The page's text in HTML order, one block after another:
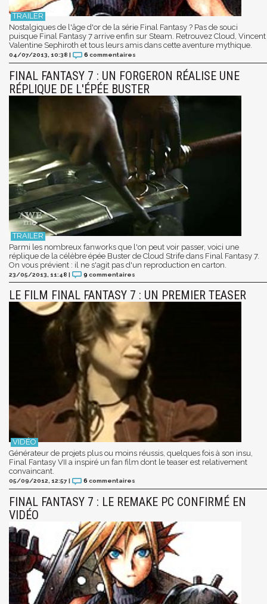
Nostalgiques de l'âge d'or de la série Final Fantasy ? Pas de souci
puisque Final Fantasy 7 arrive enfin sur Steam. Retrouvez Cloud, Vincent
Valentine Sephiroth et tous leurs amis dans cette aventure mythique.
04/07/2013, 10:38 6 commentaires
FINAL FANTASY 7 : UN FORGERON RÉALISE UNE
RÉPLIQUE DE L'ÉPÉE BUSTER
Parmi les nombreux fanworks que l'on peut voir passer, voici une
réplique de la célèbre épée Buster de Cloud Strife dans Final Fantasy 7.
On vous prévient : il ne s'agit pas d'un reproduction en carton.
23/05/2013, 11:48 | 9 commentaires
LE FILM FINAL FANTASY 7 : UN PREMIER TEASER
Générateur de projets plus ou moins réussis, quelques fois à son insu,
Final Fantasy VII a inspiré un fan film dont le teaser est relativement
convaincant.
05/09/2012, 12:57 | 6 commentaires
FINAL FANTASY 7 : LE REMAKE PC CONFIRMÉ EN
VIDÉO